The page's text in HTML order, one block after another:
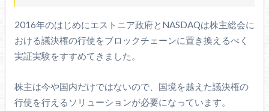
2016年のはじめにエストニア政府とNASDAQは株主総会に
おける議決権の行使をブロックチェーンに置き換えるべく
実証実験をすすめてきました。
株主は今や国内だけではないので、国境を越えた議決権の
行使を行えるソリューションが必要になっています。